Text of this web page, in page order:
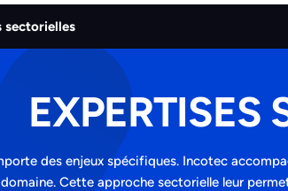
sectorielles
EXPERTISES
des enjeux spécifiques. Incotec
Cette approche sectorielle leur